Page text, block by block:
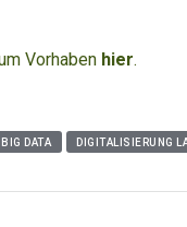
Vorhaben hier.
BIG DATA DIGITALISIERUNG